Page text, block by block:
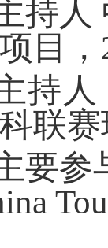
持人
目，
持
联
要参